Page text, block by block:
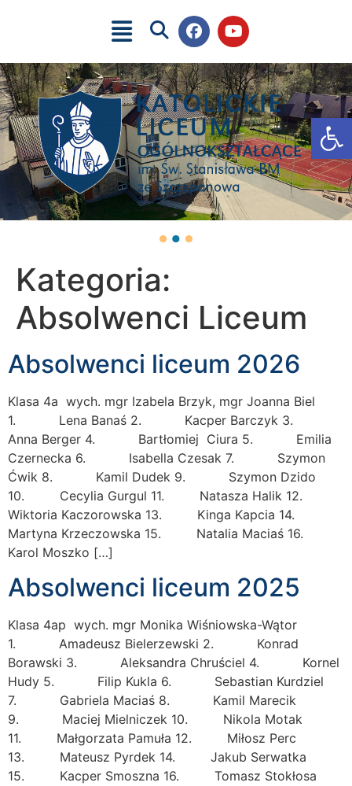
Kategoria:
Absolwenci Liceum
Absolwenci liceum 2026
Klasa 4a wych. mgr Izabela Brzyk, mgr Joanna Biel
1. Lena Banaś 2. Kacper Barczyk 3.
Anna Berger 4. Bartłomiej Ciura 5. Emilia
Czernecka 6. Isabella Czesak 7. Szymon
Ćwik 8. Kamil Dudek 9. Szymon Dzido
10. Cecylia Gurgul 11. Natasza Halik 12.
Wiktoria Kaczorowska 13. Kinga Kapcia 14.
Martyna Krzeczowska 15. Natalia Maciaś 16.
Karol Moszko […]
Absolwenci liceum 2025
Klasa 4ap wych. mgr Monika Wiśniowska-Wątor
1. Amadeusz Bielerzewski 2. Konrad
Borawski 3. Aleksandra Chruściel 4. Kornel
Hudy 5. Filip Kukla 6. Sebastian Kurdziel
7. Gabriela Maciaś 8. Kamil Marecik
9. Maciej Mielniczek 10. Nikola Motak
11. Małgorzata Pamuła 12. Miłosz Perc
13. Mateusz Pyrdek 14. Jakub Serwatka
15. Kacper Smoszna 16. Tomasz Stokłosa